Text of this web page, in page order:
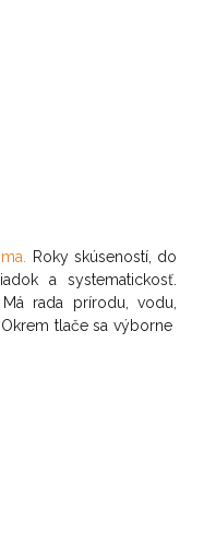
Roky skúseností, do
a systematickosť.
rada prírodu, vodu,
tlače sa výborne